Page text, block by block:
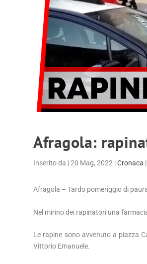
Afragola:
Inserito da |20 Mag, 2022 |Cronaca
Afragola – Tardo pomeriggio di
Nel mirino dei rapinatori una
Le rapine sono avvenuto a piazza
Vittorio Emanuele.